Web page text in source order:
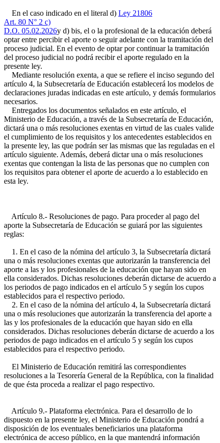
En el caso indicado en el literal d) Ley 21806
Art. 80 N° 2 c)
D.O. 05.02.2026y d) bis, el o la profesional de la educación deberá
optar entre percibir el aporte o seguir adelante con la tramitación del
proceso judicial. En el evento de optar por continuar la tramitación
del proceso judicial no podrá recibir el aporte regulado en la
presente ley.
Mediante resolución exenta, a que se refiere el inciso segundo del
artículo 4, la Subsecretaría de Educación establecerá los modelos de
declaraciones juradas indicadas en este artículo, y demás formularios
necesarios.
Entregados los documentos señalados en este artículo, el
Ministerio de Educación, a través de la Subsecretaría de Educación,
dictará una o más resoluciones exentas en virtud de las cuales valide
el cumplimiento de los requisitos y los antecedentes establecidos en
la presente ley, las que podrán ser las mismas que las reguladas en el
artículo siguiente. Además, deberá dictar una o más resoluciones
exentas que contengan la lista de las personas que no cumplen con
los requisitos para obtener el aporte de acuerdo a lo establecido en
esta ley.
Artículo 8.- Resoluciones de pago. Para proceder al pago del
aporte la Subsecretaría de Educación se guiará por las siguientes
reglas:
1. En el caso de la nómina del artículo 3, la Subsecretaría dictará
una o más resoluciones exentas que autorizarán la transferencia del
aporte a las y los profesionales de la educación que hayan sido en
ella considerados. Dichas resoluciones deberán dictarse de acuerdo a
los periodos de pago indicados en el artículo 5 y según los cupos
establecidos para el respectivo periodo.
2. En el caso de la nómina del artículo 4, la Subsecretaría dictará
una o más resoluciones que autorizarán la transferencia del aporte a
las y los profesionales de la educación que hayan sido en ella
considerados. Dichas resoluciones deberán dictarse de acuerdo a los
periodos de pago indicados en el artículo 5 y según los cupos
establecidos para el respectivo periodo.
El Ministerio de Educación remitirá las correspondientes
resoluciones a la Tesorería General de la República, con la finalidad
de que ésta proceda a realizar el pago respectivo.
Artículo 9.- Plataforma electrónica. Para el desarrollo de lo
dispuesto en la presente ley, el Ministerio de Educación pondrá a
disposición de los eventuales beneficiarios una plataforma
electrónica de acceso público, en la que mantendrá información